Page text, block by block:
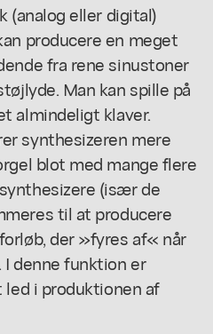
(analog eller digital)
producere en meget
fra rene sinustoner
Man kan spille på
almindeligt klaver.
synthesizeren mere
blot med mange flere
(især de
til at producere
der »fyres af« når
I denne funktion er
i produktionen af